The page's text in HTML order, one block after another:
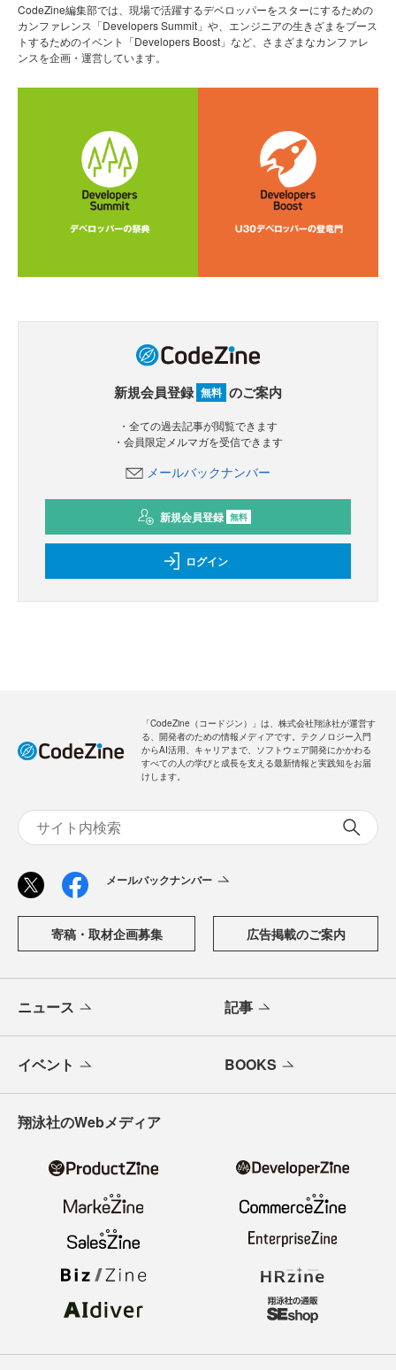
CodeZine編集部では、現場で活躍するデベロッパーをスターにするための
カンファレンス「Developers Summit」や、エンジニアの生きざまをブース
トするためのイベント「Developers Boost」など、さまざまなカンファレ
ンスを企画・運営しています。
新規会員登録 無料 のご案内
・全ての過去記事が閲覧できます
・会員限定メルマガを受信できます
メールバックナンバー
新規会員登録 無料
ログイン
「CodeZine（コードジン）」は、株式会社翔泳社が運営す
る、開発者のための情報メディアです。テクノロジー入門
からAI活用、キャリアまで、ソフトウェア開発にかかわる
すべての人の学びと成長を支える最新情報と実践知をお届
けします。
メールバックナンバー
寄稿・取材企画募集 広告掲載のご案内
ニュース 記事
イベント BOOKS
翔泳社のWebメディア